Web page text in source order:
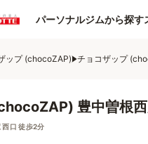
パーソナルジムから探す
ップ (chocoZAP) チョコザップ
豊中曽根
西口 徒歩2分